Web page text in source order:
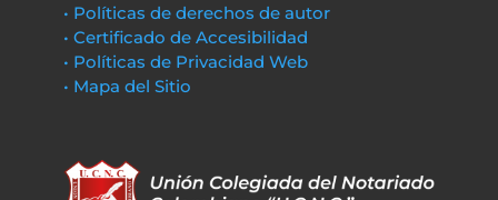
• Políticas de derechos de autor
• Certificado de Accesibilidad
• Políticas de Privacidad Web
• Mapa del Sitio